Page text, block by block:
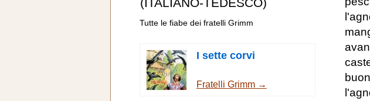
(ITALIANO-TEDESCO)
Tutte le fiabe dei fratelli Grimm
I sette corvi
Fratelli Grimm →